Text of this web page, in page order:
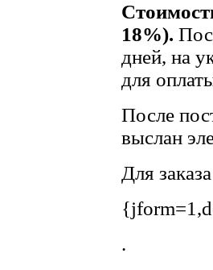
18%).
дней, на
для
После
выслан
Для
.